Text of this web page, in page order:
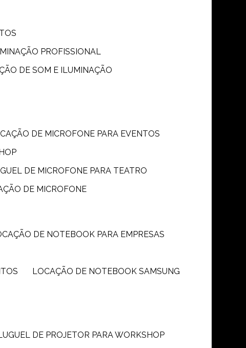
PROFISSIONAL
DE SOM E ILUMINAÇÃO
DE MICROFONE PARA EVENTOS
DE MICROFONE PARA TEATRO
DE MICROFONE
DE NOTEBOOK PARA EMPRESAS
LOCAÇÃO DE NOTEBOOK SAMSUNG
DE PROJETOR PARA WORKSHOP